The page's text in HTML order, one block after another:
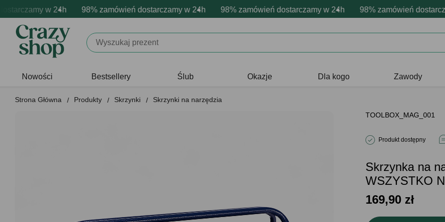
w 24h 98% zamówień dostarczamy w 24h 98% zamówień dostarczamy w 24h 98% zamówień
personalizacja produktów Profesjonalna i darmowa personalizacja produktów Profesjonalna i darmowa
emocje - zawsze udane prezenty Prezentujemy pozytywne emocje - zawsze udane prezenty Prezentujemy
Nowości Bestsellery Ślub Okazje Dla kogo Zawody
Strona Główna Produkty Skrzynki
Skrzynki na narzędzia
TOOLBOX_MAG_001
Produkt dostępny
Skrzynka na
WSZYSTKO
169,90 zł